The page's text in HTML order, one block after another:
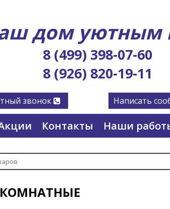
дом уютным
8 (499) 398-07-60
8 (926) 820-19-11
звонок Написать
Контакты Наши